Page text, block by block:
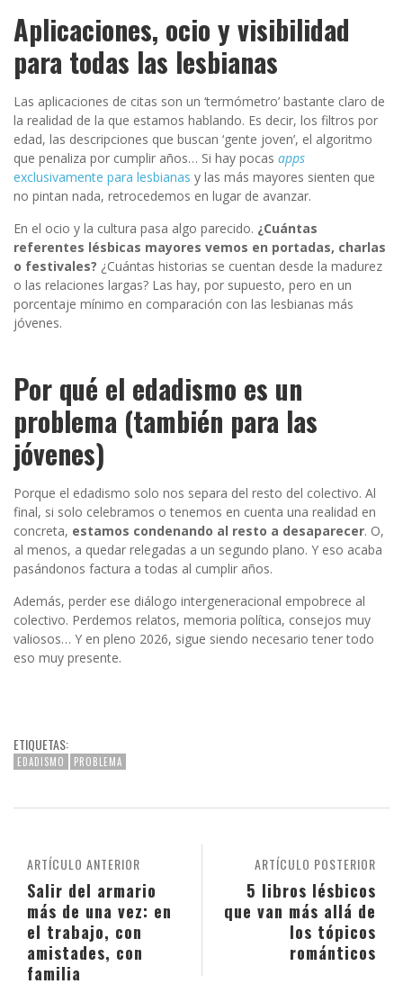
Aplicaciones, ocio y visibilidad
para todas las lesbianas
Las aplicaciones de citas son un ‘termómetro’ bastante claro de
la realidad de la que estamos hablando. Es decir, los filtros por
edad, las descripciones que buscan ‘gente joven’, el algoritmo
que penaliza por cumplir años… Si hay pocas apps
exclusivamente para lesbianas y las más mayores sienten que
no pintan nada, retrocedemos en lugar de avanzar.
En el ocio y la cultura pasa algo parecido. ¿Cuántas
referentes lésbicas mayores vemos en portadas, charlas
o festivales? ¿Cuántas historias se cuentan desde la madurez
o las relaciones largas? Las hay, por supuesto, pero en un
porcentaje mínimo en comparación con las lesbianas más
jóvenes.
Por qué el edadismo es un
problema (también para las
jóvenes)
Porque el edadismo solo nos separa del resto del colectivo. Al
final, si solo celebramos o tenemos en cuenta una realidad en
concreta, estamos condenando al resto a desaparecer. O,
al menos, a quedar relegadas a un segundo plano. Y eso acaba
pasándonos factura a todas al cumplir años.
Además, perder ese diálogo intergeneracional empobrece al
colectivo. Perdemos relatos, memoria política, consejos muy
valiosos… Y en pleno 2026, sigue siendo necesario tener todo
eso muy presente.
ETIQUETAS:
EDADISMO PROBLEMA
ARTÍCULO POSTERIOR
5 libros lésbicos
que van más allá de
los tópicos
románticos
ARTÍCULO ANTERIOR
Salir del armario
más de una vez: en
el trabajo, con
amistades, con
familia